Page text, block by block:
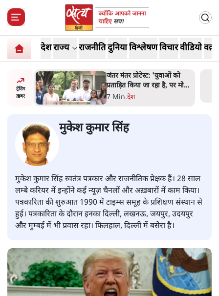
देशराज्य राजनीतिदुनियाविश्लेषणविचारवीडियो
ट्रेंडिंग
ख़बर
न
सुने':
जंतर मंतर प्रोटेस्ट: 'युवाओं को
प्रताड़ित किया जा रहा है, पर मोदी-
शाह में बोलने की हिम्मत नहीं'-
7 Min.देश
मुकेश कुमार सिंह
मुकेश कुमार सिंह स्वतंत्र पत्रकार और राजनीतिक प्रेक्षक हैं। 28 साल
लम्बे करियर में इन्होंने कई न्यूज़ चैनलों और अख़बारों में काम किया।
पत्रकारिता की शुरुआत 1990 में टाइम्स समूह के प्रशिक्षण संस्थान से
हुई। पत्रकारिता के दौरान इनका दिल्ली, लखनऊ, जयपुर, उदयपुर
और मुम्बई में भी प्रवास रहा। फिलहाल, दिल्ली में बसेरा है।